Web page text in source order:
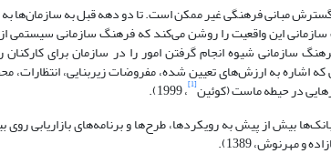
مبانی فرهنگی غیر ممکن است. تا دو دهه قبل به سازمان‌ها به
سازمانی این واقعیت را روشن می‌کند که فرهنگ سازمانی سیستمی
سازمانی شیوه انجام گرفتن امور را در سازمان برای
که اشاره به ارزش‌های تعیین شده، مفروضات زیربنایی،
در حیطه ماست (کوئین[1] ، 1999).
از پیش به رویکردها، طرح‌ها و برنامه‌های بازاریابی روی
مهرنوش، 1389).